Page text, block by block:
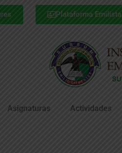
Plataforma Emilista
Asignaturas Actividades